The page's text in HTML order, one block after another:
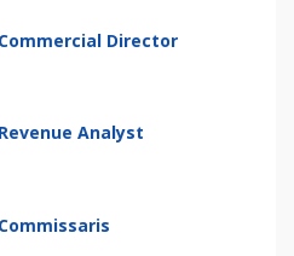
Commercial Director
Revenue Analyst
Commissaris